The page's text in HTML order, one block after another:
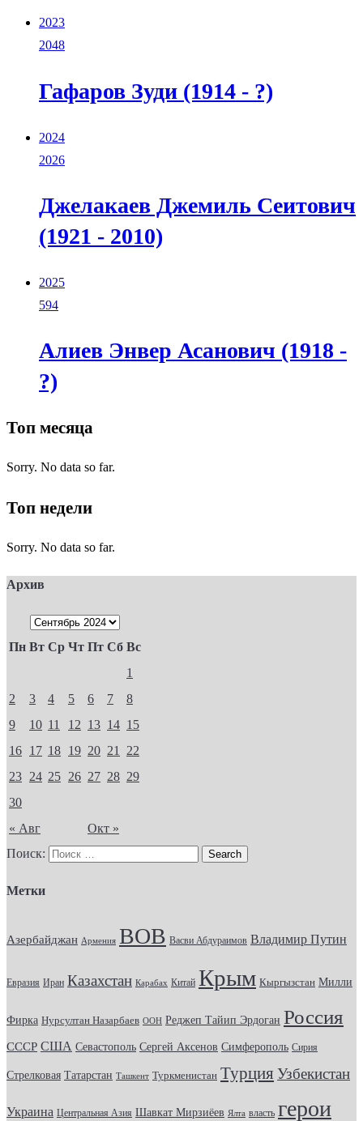
2023
2048
Гафаров Зуди (1914 - ?)
2024
2026
Джелакаев Джемиль Сеитович
(1921 - 2010)
2025
594
Алиев Энвер Асанович (1918 -
?)
Топ месяца
Sorry. No data so far.
Топ недели
Sorry. No data so far.
Архив
Пн Вт Ср Чт Пт Сб Вс
« Авг Окт »
1
2
3 4 5 6 7
8
9
10 11 12 13 14 15
16 17 18 19 20 21
22
23 24 25 26 27 28 29
30
Поиск:
Метки
Азербайджан Армения ВОВ Васви Абдураимов Владимир Путин
Евразия Иран Казахстан Карабах Китай Крым Кыргызстан Милли
Фирка Нурсултан Назарбаев ООН Реджеп Тайип Эрдоган Россия
СССР США Севастополь Сергей Аксенов Симферополь Сирия
Стрелковая Татарстан Ташкент Туркменистан Турция Узбекистан
Украина Центральная Азия Шавкат Мирзиёев Ялта власть герои